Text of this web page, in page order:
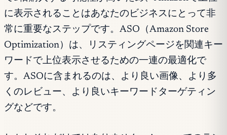
に表示されることはあなたのビジネスにとって非
常に重要なステップです。ASO（Amazon Store
Optimization）は、リスティングページを関連キー
ワードで上位表示させるための一連の最適化で
す。ASOに含まれるのは、より良い画像、より多
くのレビュー、より良いキーワードターゲティン
グなどです。